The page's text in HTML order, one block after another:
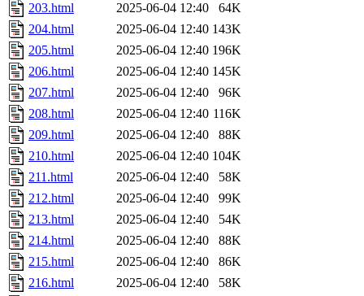
203.html
2025-06-04 12:40
64K
204.html
2025-06-04 12:40 143K
205.html
2025-06-04 12:40 196K
206.html
2025-06-04 12:40 145K
207.html
2025-06-04 12:40
96K
208.html
2025-06-04 12:40 116K
209.html
2025-06-04 12:40
88K
210.html
2025-06-04 12:40 104K
211.html
2025-06-04 12:40
58K
212.html
2025-06-04 12:40
99K
213.html
2025-06-04 12:40
54K
214.html
2025-06-04 12:40
88K
215.html
2025-06-04 12:40
86K
216.html
2025-06-04 12:40
58K